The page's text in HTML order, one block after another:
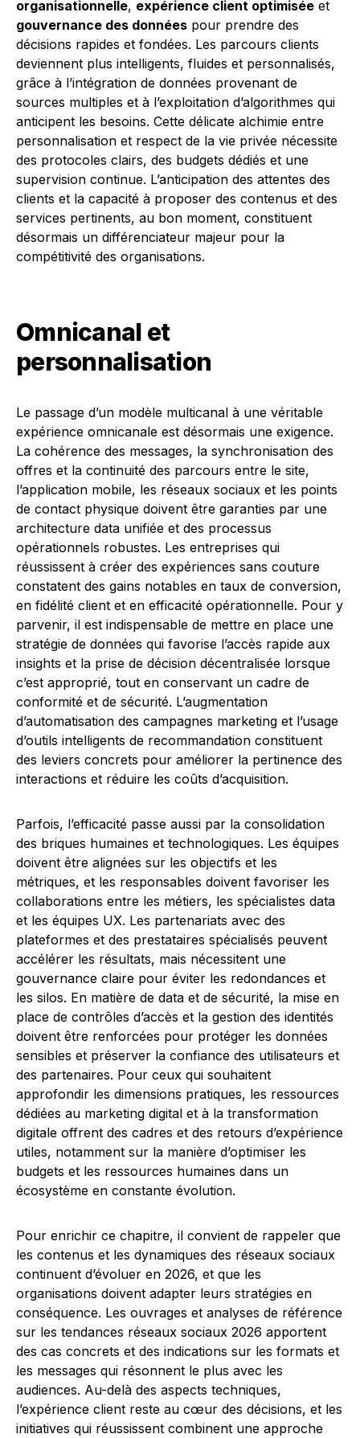
organisationnelle, expérience client optimisée et
gouvernance des données pour prendre des
décisions rapides et fondées. Les parcours clients
deviennent plus intelligents, fluides et personnalisés,
grâce à l’intégration de données provenant de
sources multiples et à l’exploitation d’algorithmes qui
anticipent les besoins. Cette délicate alchimie entre
personnalisation et respect de la vie privée nécessite
des protocoles clairs, des budgets dédiés et une
supervision continue. L’anticipation des attentes des
clients et la capacité à proposer des contenus et des
services pertinents, au bon moment, constituent
désormais un différenciateur majeur pour la
compétitivité des organisations.
Omnicanal et
personnalisation
Le passage d’un modèle multicanal à une véritable
expérience omnicanale est désormais une exigence.
La cohérence des messages, la synchronisation des
offres et la continuité des parcours entre le site,
l’application mobile, les réseaux sociaux et les points
de contact physique doivent être garanties par une
architecture data unifiée et des processus
opérationnels robustes. Les entreprises qui
réussissent à créer des expériences sans couture
constatent des gains notables en taux de conversion,
en fidélité client et en efficacité opérationnelle. Pour y
parvenir, il est indispensable de mettre en place une
stratégie de données qui favorise l’accès rapide aux
insights et la prise de décision décentralisée lorsque
c’est approprié, tout en conservant un cadre de
conformité et de sécurité. L’augmentation
d’automatisation des campagnes marketing et l’usage
d’outils intelligents de recommandation constituent
des leviers concrets pour améliorer la pertinence des
interactions et réduire les coûts d’acquisition.
Parfois, l’efficacité passe aussi par la consolidation
des briques humaines et technologiques. Les équipes
doivent être alignées sur les objectifs et les
métriques, et les responsables doivent favoriser les
collaborations entre les métiers, les spécialistes data
et les équipes UX. Les partenariats avec des
plateformes et des prestataires spécialisés peuvent
accélérer les résultats, mais nécessitent une
gouvernance claire pour éviter les redondances et
les silos. En matière de data et de sécurité, la mise en
place de contrôles d’accès et la gestion des identités
doivent être renforcées pour protéger les données
sensibles et préserver la confiance des utilisateurs et
des partenaires. Pour ceux qui souhaitent
approfondir les dimensions pratiques, les ressources
dédiées au marketing digital et à la transformation
digitale offrent des cadres et des retours d’expérience
utiles, notamment sur la manière d’optimiser les
budgets et les ressources humaines dans un
écosystème en constante évolution.
Pour enrichir ce chapitre, il convient de rappeler que
les contenus et les dynamiques des réseaux sociaux
continuent d’évoluer en 2026, et que les
organisations doivent adapter leurs stratégies en
conséquence. Les ouvrages et analyses de référence
sur les tendances réseaux sociaux 2026 apportent
des cas concrets et des indications sur les formats et
les messages qui résonnent le plus avec les
audiences. Au-delà des aspects techniques,
l’expérience client reste au cœur des décisions, et les
initiatives qui réussissent combinent une approche